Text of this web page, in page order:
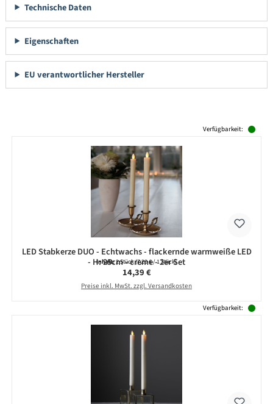
Technische Daten
Eigenschaften
EU verantwortlicher Hersteller
Verfügbarkeit:
LED Stabkerze DUO - Echtwachs - flackernde warmweiße LED
- H: 25cm - creme - 2er Set
Inhalt:2 Stück(7,20 € / 1 Stück)
Regulärer Preis:
14,39 €
Preise inkl. MwSt. zzgl. Versandkosten
Verfügbarkeit: